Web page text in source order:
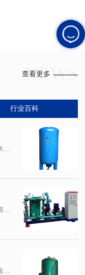
NEWS
查看更多
行业百科
大家都知道，供水系统中市政自来水是由水泵来加压完成的，通过自来水管网供给到千家万户。那么气压罐在给水系统中是起到什么作用呢?快来和小编一起来看看吧!供水系统中市政自来水是由水泵来加压完成的，陕西压力容器厂家通过自来水管网供给到千家万户。通常情况下，如果市政自来水压力可以满足需求的话，就不需要再加装二次供水设备了，但如果...
这篇文章为大家分享有关换热机组的一些专用词解释。跟随小编去学习下吧，希望对大家有所帮助!一、 换热机组专用名词解释1、 一次侧：指热源，例如锅炉房的热水或者蒸汽。2、 二次侧：指热用户，例如地暖，散热器，**空调等等热用户。3、 供水：无论是一次侧或二次侧，热水为供水，即温度高的管路为供水。4、 回水：无论是一次侧或二...
陕西压力容器常见检验方法与修理都有哪些？检验方法1、直观检查和量具检查2、无损探伤：在不损害工件的条件下，探查工件内部的缺陷。3、耐压试验：即液压试验和气压试验。4、力学性能试验。5、化学分析、金相检...